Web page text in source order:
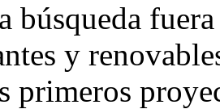
búsqueda
y
primeros